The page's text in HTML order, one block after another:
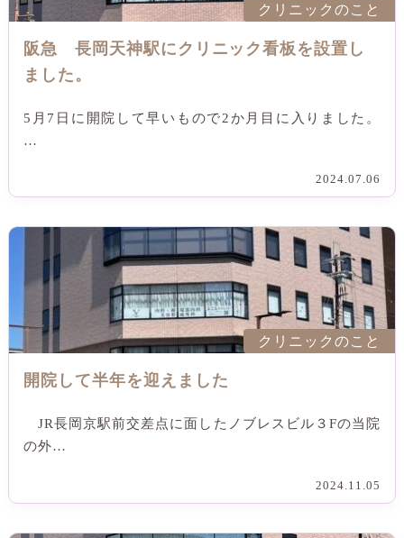
クリニックのこと
阪急 長岡天神駅にクリニック看板を設置し
ました。
5月7日に開院して早いもので2か月目に入りました。
…
2024.07.06
クリニックのこと
開院して半年を迎えました
JR長岡京駅前交差点に面したノブレスビル３Fの当院
の外…
2024.11.05